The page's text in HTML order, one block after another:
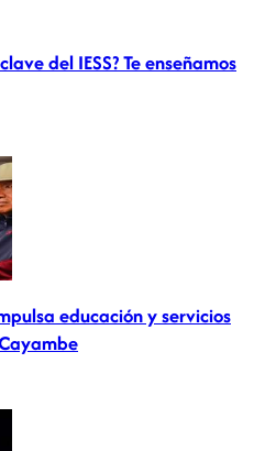
del IESS? Te enseñamos
educación y servicios